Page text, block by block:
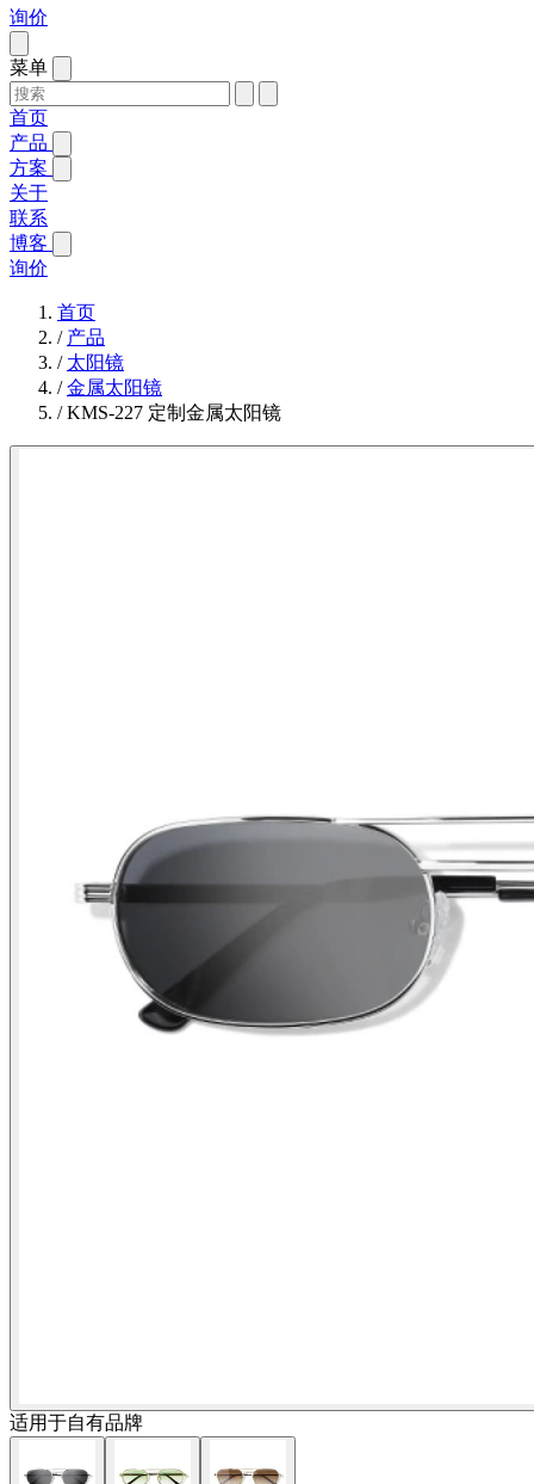
询价
菜单
首页
产品
方案
关于
联系
博客
询价
首页
/ 产品
/ 太阳镜
/金属太阳镜
/KMS-227 定制金属太阳镜
适用于自有品牌